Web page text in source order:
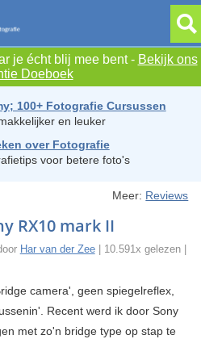
je écht blij mee bent - Bekijk ons
Doeboek
100+ Fotografie Cursussen
en leuker
over Fotografie
voor betere foto's
Meer: Reviews
RX10 mark II
Har van der Zee| 10.591x gelezen |
camera', geen spiegelreflex,
Recent werd ik door Sony
met zo'n bridge type op stap te